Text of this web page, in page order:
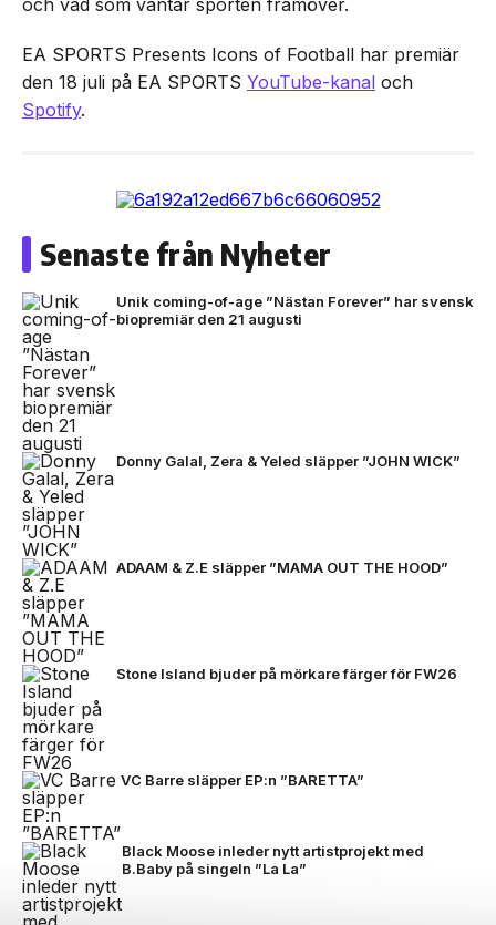
och vad som väntar sporten framöver.
EA SPORTS Presents Icons of Football har premiär
den 18 juli på EA SPORTS YouTube-kanal och
Spotify.
Senaste från Nyheter
Unik coming-of-age ”Nästan Forever” har svensk
biopremiär den 21 augusti
Donny Galal, Zera & Yeled släpper ”JOHN WICK”
ADAAM & Z.E släpper ”MAMA OUT THE HOOD”
Stone Island bjuder på mörkare färger för FW26
VC Barre släpper EP:n ”BARETTA”
Black Moose inleder nytt artistprojekt med
B.Baby på singeln ”La La”